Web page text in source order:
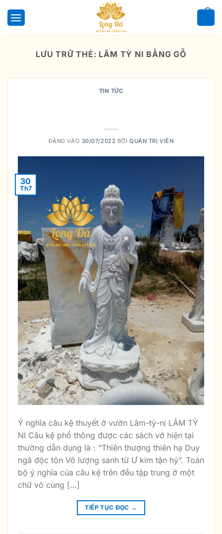
qua
LƯU TRỮ THẺ: LÂM TỲ NI BẰNG GỖ
TIN TỨC
ĐĂNG VÀO 30/07/2022 BỞIQUẢN TRỊ VIÊN
30
Th7
Ý nghĩa câu kệ thuyết ở vườn Lâm-tỳ-ni LÂM TỲ
NI Câu kệ phổ thông được các sách vở hiện tại
thường dẫn dụng là : “Thiên thượng thiên hạ Duy
ngã độc tôn Vô lượng sanh tử Ư kim tận hỷ”. Toàn
bộ ý nghĩa của câu kệ trên đều tập trung ở một
chữ vô cùng […]
TIẾP TỤC ĐỌC →